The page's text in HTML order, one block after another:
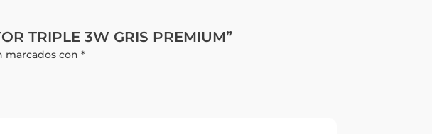
TRIPLE 3W GRIS PREMIUM”
marcados con*